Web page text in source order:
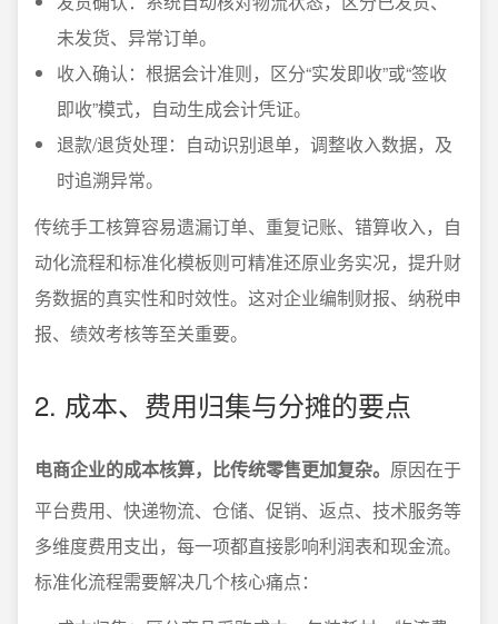
未发货、异常订单。
收入确认：根据会计准则，区分“实发即收”或“签收
即收”模式，自动生成会计凭证。
退款/退货处理：自动识别退单，调整收入数据，及
时追溯异常。
传统手工核算容易遗漏订单、重复记账、错算收入，自
动化流程和标准化模板则可精准还原业务实况，提升财
务数据的真实性和时效性。这对企业编制财报、纳税申
报、绩效考核等至关重要。
2. 成本、费用归集与分摊的要点
电商企业的成本核算，比传统零售更加复杂。 原因在于
平台费用、快递物流、仓储、促销、返点、技术服务等
多维度费用支出，每一项都直接影响利润表和现金流。
标准化流程需要解决几个核心痛点：